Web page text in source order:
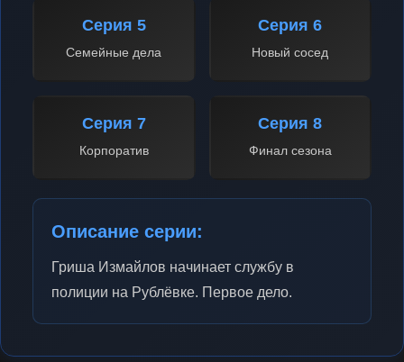
Серия 5
Семейные дела
Серия 6
Новый сосед
Серия 7
Корпоратив
Серия 8
Финал сезона
Описание серии:
Гриша Измайлов начинает службу в
полиции на Рублёвке. Первое дело.